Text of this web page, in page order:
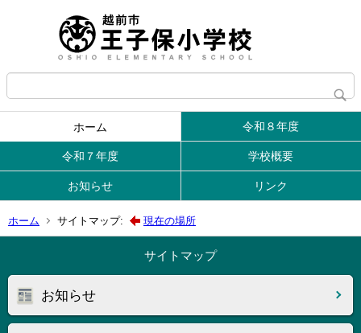
ホーム 令和８年度
令和７年度 学校概要
お知らせ リンク
ホーム サイトマップ: 現在の場所
サイトマップ
お知らせ